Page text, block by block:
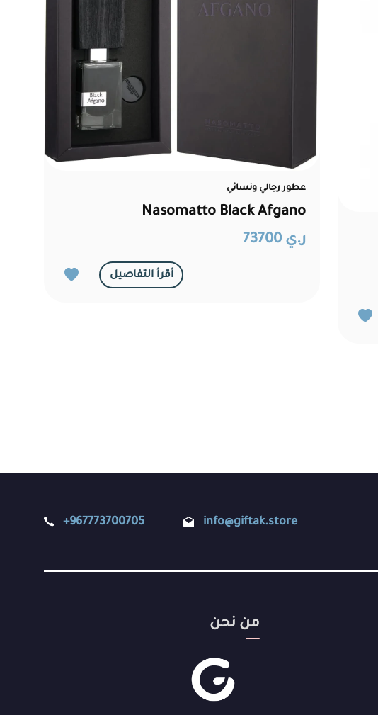
عطور رجالي ونسائي
Nasomatto Black Afgano
ر.ي 73700
أقرأ التفاصيل
+967773700705 info@giftak.store
من نحن